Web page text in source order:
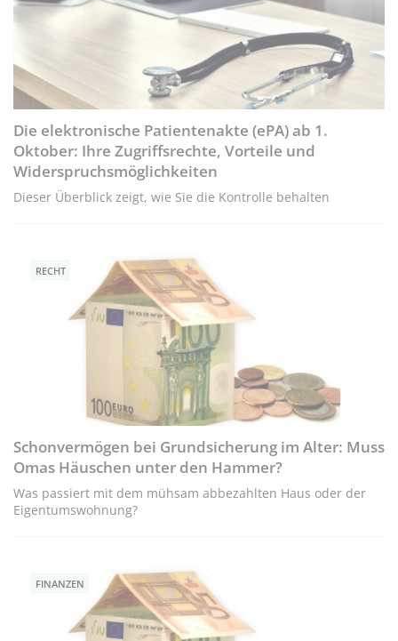
Die elektronische Patientenakte (ePA) ab 1.
Oktober: Ihre Zugriffsrechte, Vorteile und
Widerspruchsmöglichkeiten
Dieser Überblick zeigt, wie Sie die Kontrolle behalten
RECHT
Schonvermögen bei Grundsicherung im Alter: Muss
Omas Häuschen unter den Hammer?
Was passiert mit dem mühsam abbezahlten Haus oder der
Eigentumswohnung?
FINANZEN